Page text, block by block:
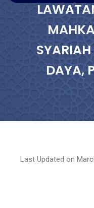
DAYA,
Last Updated on